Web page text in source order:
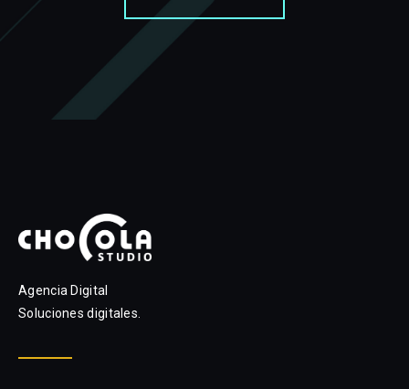
Agencia Digital
Soluciones digitales.